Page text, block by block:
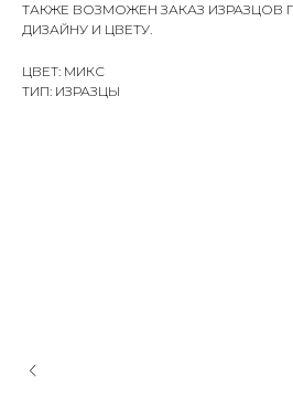
ТАКЖЕ ВОЗМОЖЕН ЗАКАЗ
ДИЗАЙНУ И ЦВЕТУ.
ЦВЕТ: МИКС
ТИП: ИЗРАЗЦЫ